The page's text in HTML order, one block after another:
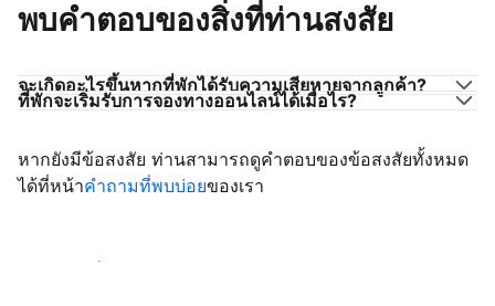
พบคำตอบของสิ่งที่ท่านสงสัย
จะเกิดอะไรขึ้นหากที่พักได้รับความเสียหายจากลูกค้า?
ที่พักจะเริ่มรับการจองทางออนไลน์ได้เมื่อไร?
หากยังมีข้อสงสัย ท่านสามารถดูคำตอบของข้อสงสัยทั้งหมด
ได้ที่หน้าคำถามที่พบบ่อยของเรา
เริ่มต้อนรับลูกค้า